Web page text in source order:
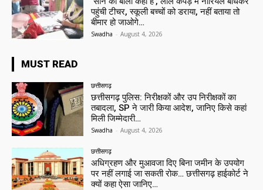
पहुंची टीचर, स्कूली बच्चों को डराया, नहीं बताया तो
बीमार हो जाओगे…
Swadha - August 4, 2026
MUST READ
छत्तीसगढ़
छत्तीसगढ़ पुलिस: निरीक्षकों और उप निरीक्षकों का
तबादला, SP ने जारी किया आदेश, जानिए किसे कहां
मिली जिम्मेदारी…
Swadha - August 4, 2026
छत्तीसगढ़
अधिग्रहण और मुआवजा दिए बिना जमीन के उपयोग
पर नहीं लगाई जा सकती रोक… छत्तीसगढ़ हाईकोर्ट ने
क्यों कहा ऐसा जानिए…